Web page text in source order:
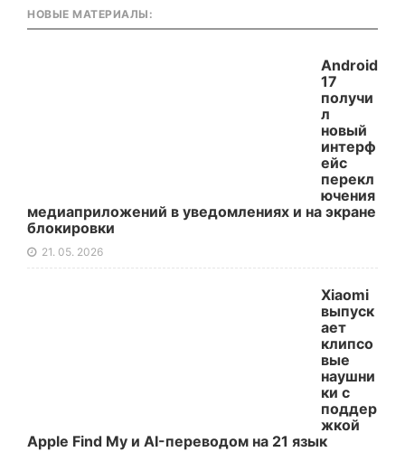
НОВЫЕ МАТЕРИАЛЫ:
Android
17
получи
л
новый
интерф
ейс
перекл
ючения
медиаприложений в уведомлениях и на экране
блокировки
21. 05. 2026
Xiaomi
выпуск
ает
клипсо
вые
наушни
ки с
поддер
жкой
Apple Find My и AI-переводом на 21 язык